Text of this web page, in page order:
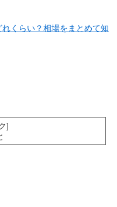
くらい？相場をまとめて知
]